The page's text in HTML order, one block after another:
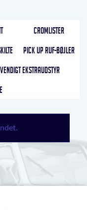
CROMLISTER
PICK UP RUF-BØJLER
EKSTRAUDSTYR